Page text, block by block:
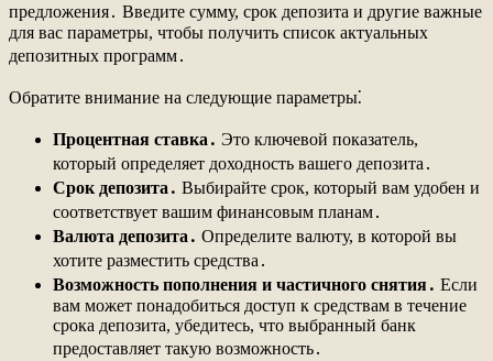
предложения․ Введите сумму, срок депозита и другие важные
для вас параметры, чтобы получить список актуальных
депозитных программ․
Обратите внимание на следующие параметры⁚
Процентная ставка․ Это ключевой показатель,
который определяет доходность вашего депозита․
Срок депозита․ Выбирайте срок, который вам удобен и
соответствует вашим финансовым планам․
Валюта депозита․ Определите валюту, в которой вы
хотите разместить средства․
Возможность пополнения и частичного снятия․ Если
вам может понадобиться доступ к средствам в течение
срока депозита, убедитесь, что выбранный банк
предоставляет такую возможность․